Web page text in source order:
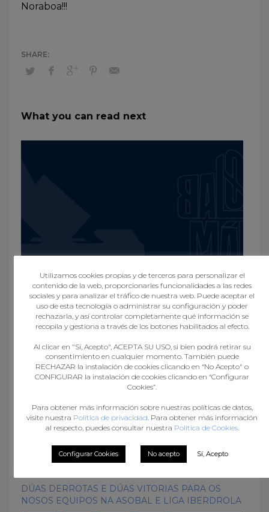
Noraboa!!!
What you can read next
A Federación Galega de Balonmán convoca o proceso
electoral para a renovación dos seus órganos de
goberno
DÚAS DERROTAS E DÚAS VITORIAS PARA OS
NOSOS EQUIPOS NA ASOBAL E LIGA IBERDROLA
Utilizamos cookies propias y de terceros para personalizar el
contenido de la web, proporcionarles funcionalidades a las redes
sociales y para analizar el tráfico de nuestra web. Puede aceptar el
uso de esta tecnología o administrar su configuración y poder
rechazarla, y así controlar completamente qué información se
recopila y gestiona a través de los botones habilitados al efecto.
Al clicar en "Sí, Acepto", ACEPTA SU USO, si bien podrá retirar su
consentimiento en cualquier momento. También puede
RECHAZAR la instalación de cookies clicando en “No Acepto" o
CONFIGURAR la instalación de cookies clicando en “Configurar
Cookies”.
Para obtener más información sobre nuestras políticas de datos,
visite nuestra Política de privacidad . Para obtener más información
al respecto, puedes consultar nuestra Política de Cookies.
Configurar Cookies No acepto Sí, Acepto